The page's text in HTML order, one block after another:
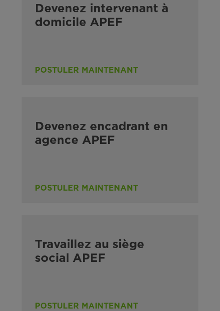
Devenez intervenant à
domicile APEF
POSTULER MAINTENANT
Devenez encadrant en
agence APEF
POSTULER MAINTENANT
Travaillez au siège
social APEF
POSTULER MAINTENANT